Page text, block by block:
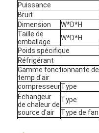
Puissance
Bruit
Dimension
W*D*H
Taille de
emballage
W*D*H
Poids spécifique
Réfrigérant
Gamme fonctionnante de
temp d'air
compresseurType
Échangeur
de chaleur de
source d'air
Type
Type de fan